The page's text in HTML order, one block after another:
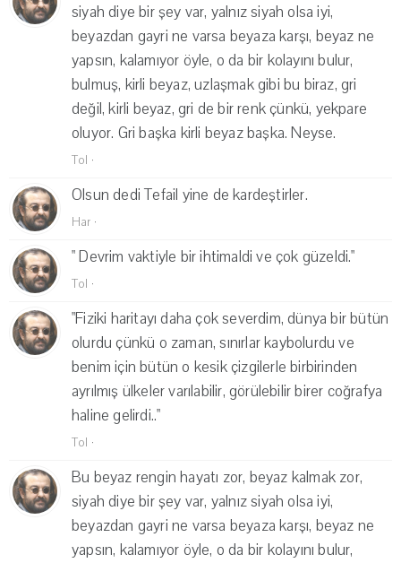
siyah diye bir şey var, yalnız siyah olsa iyi,
beyazdan gayri ne varsa beyaza karşı, beyaz ne
yapsın, kalamıyor öyle, o da bir kolayını bulur,
bulmuş, kirli beyaz, uzlaşmak gibi bu biraz, gri
değil, kirli beyaz, gri de bir renk çünkü, yekpare
oluyor. Gri başka kirli beyaz başka. Neyse.
Tol ·
Olsun dedi Tefail yine de kardeştirler.
Har ·
" Devrim vaktiyle bir ihtimaldi ve çok güzeldi."
Tol ·
"Fiziki haritayı daha çok severdim, dünya bir bütün
olurdu çünkü o zaman, sınırlar kaybolurdu ve
benim için bütün o kesik çizgilerle birbirinden
ayrılmış ülkeler varılabilir, görülebilir birer coğrafya
haline gelirdi.."
Tol ·
Bu beyaz rengin hayatı zor, beyaz kalmak zor,
siyah diye bir şey var, yalnız siyah olsa iyi,
beyazdan gayri ne varsa beyaza karşı, beyaz ne
yapsın, kalamıyor öyle, o da bir kolayını bulur,